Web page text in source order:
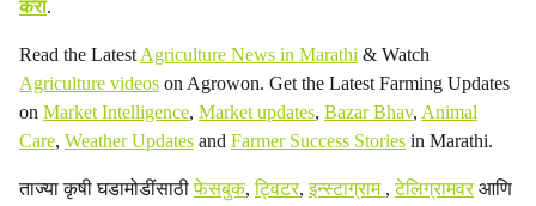
करा.
Read the Latest Agriculture News in Marathi & Watch
Agriculture videos on Agrowon. Get the Latest Farming Updates
on Market Intelligence, Market updates, Bazar Bhav, Animal
Care, Weather Updates and Farmer Success Stories in Marathi.
ताज्या कृषी घडामोडींसाठीफेसबुक,ट्विटर,इन्स्टाग्राम ,टेलिग्रामवरआणि